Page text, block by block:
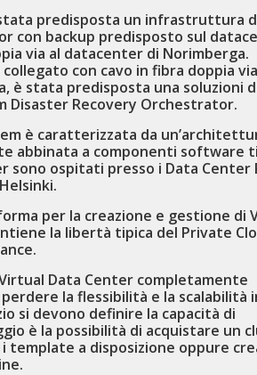
predisposta un infrastruttura
con backup predisposto sul
via al datacenter di Norimberga.
con cavo in fibra doppia via
è stata predisposta una soluzioni
Disaster Recovery Orchestrator.
è caratterizzata da
abbinata a componenti software
sono ospitati presso i Data Center
per la creazione e gestione di
la libertà tipica del Private
Data Center completamente
la flessibilità e la scalabilità
si devono definire la capacità di
è la possibilità di acquistare un
template a disposizione oppure